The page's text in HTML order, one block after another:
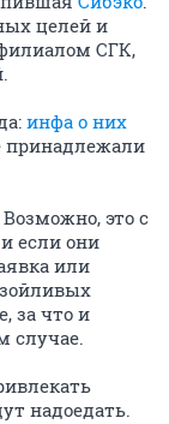
целей и
СГК,
инфа о них
принадлежали
это с
если они
или
за что и
случае.
надоедать.